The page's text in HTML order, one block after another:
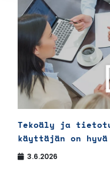
Tekoäly ja
käyttäjän on hyvä
3.6.2026